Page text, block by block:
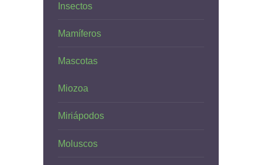
Insectos
Mamíferos
Mascotas
Miozoa
Miriápodos
Moluscos